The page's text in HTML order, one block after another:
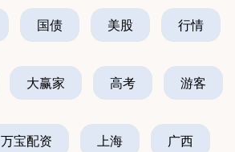
国债 美股 行情
大赢家 高考 游客
万宝配资 上海 广西